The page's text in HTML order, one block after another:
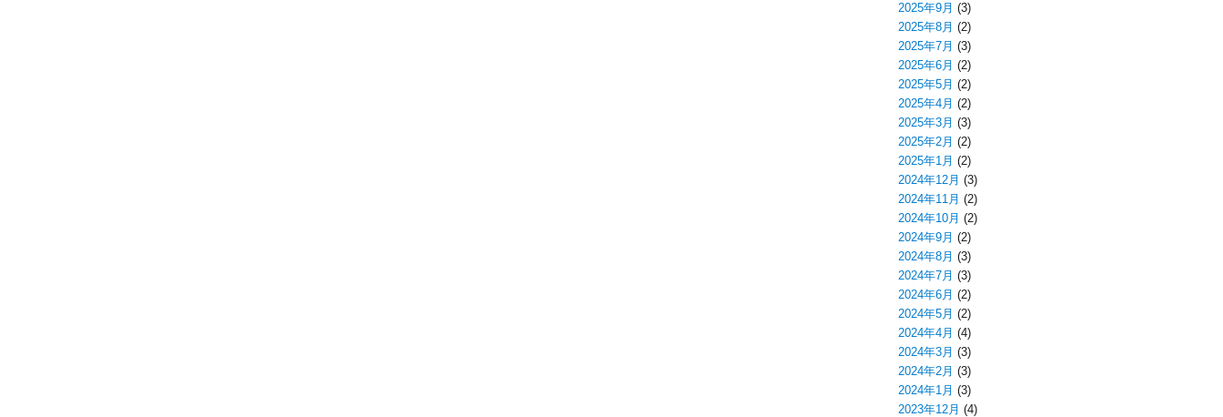
2025年9月 (3)
2025年8月 (2)
2025年7月 (3)
2025年6月 (2)
2025年5月 (2)
2025年4月 (2)
2025年3月 (3)
2025年2月 (2)
2025年1月 (2)
2024年12月 (3)
2024年11月 (2)
2024年10月 (2)
2024年9月 (2)
2024年8月 (3)
2024年7月 (3)
2024年6月 (2)
2024年5月 (2)
2024年4月 (4)
2024年3月 (3)
2024年2月 (3)
2024年1月 (3)
2023年12月 (4)